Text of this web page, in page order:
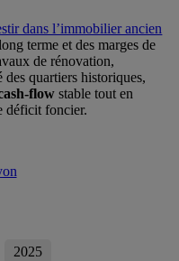
dans l’immobilier ancien
terme et des marges de
de rénovation,
quartiers historiques,
flow stable tout en
déficit foncier.
2025